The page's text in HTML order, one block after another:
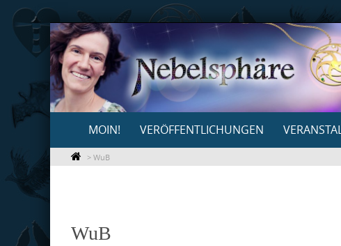
Skip
to
content
content
MOIN! VERÖFFENTLICHUNGEN
> WuB
WuB